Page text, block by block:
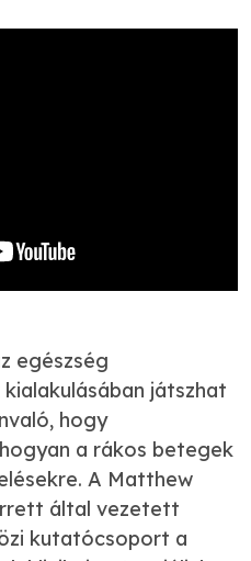
egészség
játszhat
hogy
a rákos betegek
A Matthew
által vezetett
kutatócsoport a